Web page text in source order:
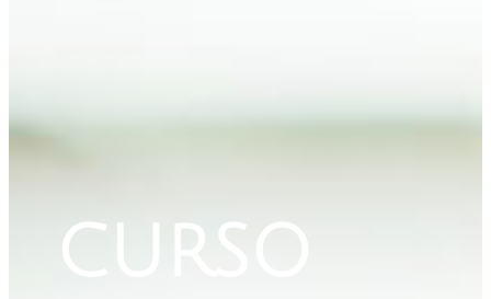
CURSO